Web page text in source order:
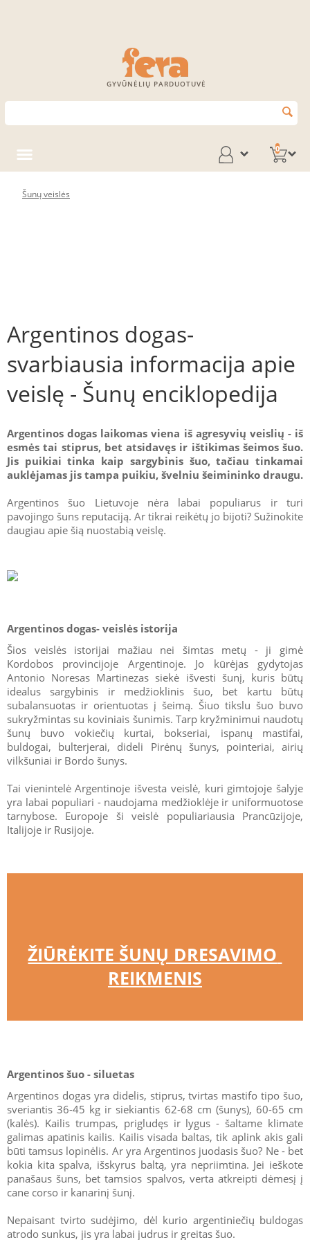
GYVŪNĖLIŲ PARDUOTUVĖ
0
Šunų veislės
Argentinos dogas-
svarbiausia informacija apie
veislę - Šunų enciklopedija
Argentinos dogas laikomas viena iš agresyvių veislių - iš
esmės tai stiprus, bet atsidavęs ir ištikimas šeimos šuo.
Jis puikiai tinka kaip sargybinis šuo, tačiau tinkamai
auklėjamas jis tampa puikiu, švelniu šeimininko draugu.
Argentinos šuo Lietuvoje nėra labai populiarus ir turi
pavojingo šuns reputaciją. Ar tikrai reikėtų jo bijoti? Sužinokite
daugiau apie šią nuostabią veislę.
Argentinos dogas- veislės istorija
Šios veislės istorijai mažiau nei šimtas metų - ji gimė
Kordobos provincijoje Argentinoje. Jo kūrėjas gydytojas
Antonio Noresas Martinezas siekė išvesti šunį, kuris būtų
idealus sargybinis ir medžioklinis šuo, bet kartu būtų
subalansuotas ir orientuotas į šeimą. Šiuo tikslu šuo buvo
sukryžmintas su koviniais šunimis. Tarp kryžminimui naudotų
šunų buvo vokiečių kurtai, bokseriai, ispanų mastifai,
buldogai, bulterjerai, dideli Pirėnų šunys, pointeriai, airių
vilkšuniai ir Bordo šunys.
Tai vienintelė Argentinoje išvesta veislė, kuri gimtojoje šalyje
yra labai populiari - naudojama medžioklėje ir uniformuotose
tarnybose. Europoje ši veislė populiariausia Prancūzijoje,
Italijoje ir Rusijoje.
ŽIŪRĖKITE ŠUNŲ DRESAVIMO
REIKMENIS
Argentinos šuo - siluetas
Argentinos dogas yra didelis, stiprus, tvirtas mastifo tipo šuo,
sveriantis 36-45 kg ir siekiantis 62-68 cm (šunys), 60-65 cm
(kalės). Kailis trumpas, prigludęs ir lygus - šaltame klimate
galimas apatinis kailis. Kailis visada baltas, tik aplink akis gali
būti tamsus lopinėlis. Ar yra Argentinos juodasis šuo? Ne - bet
kokia kita spalva, išskyrus baltą, yra nepriimtina. Jei ieškote
panašaus šuns, bet tamsios spalvos, verta atkreipti dėmesį į
cane corso ir kanarinį šunį.
Nepaisant tvirto sudėjimo, dėl kurio argentiniečių buldogas
atrodo sunkus, jis yra labai judrus ir greitas šuo.